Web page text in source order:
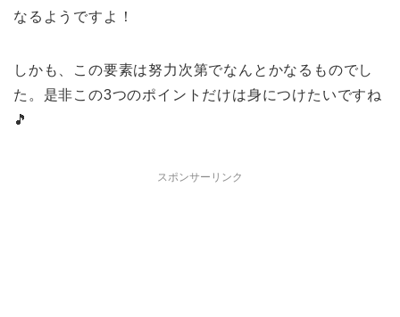
なるようですよ！
しかも、この要素は努力次第でなんとかなるものでし
た。是非この3つのポイントだけは身につけたいですね
🎵
スポンサーリンク